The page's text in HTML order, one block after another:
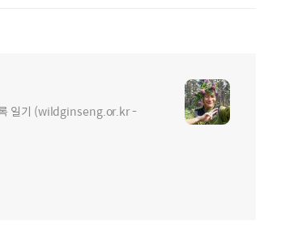
록 일기 (wildginseng.or.kr -